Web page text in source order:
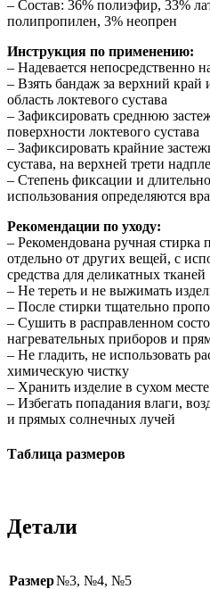
– Состав: 36% полиэфир, 33%
полипропилен, 3% неопрен
Инструкция по применению:
– Надевается непосредственно
– Взять бандаж за верхний край
область локтевого сустава
– Зафиксировать среднюю
поверхности локтевого сустава
– Зафиксировать крайние
сустава, на верхней трети
– Степень фиксации и
использования определяются
Рекомендации по уходу:
– Рекомендована ручная стирка
отдельно от других вещей, с
средства для деликатных тканей
– Не тереть и не выжимать
– После стирки тщательно
– Сушить в расправленном
нагревательных приборов и
– Не гладить, не использовать
химическую чистку
– Хранить изделие в сухом
– Избегать попадания влаги,
и прямых солнечных лучей
Таблица размеров
Детали
Размер№3, №4, №5